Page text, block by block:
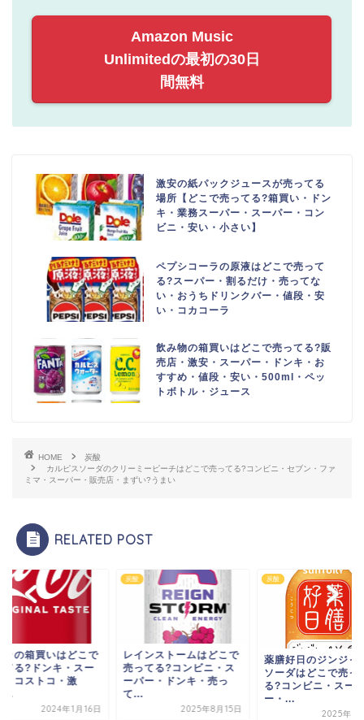
Amazon Music
Unlimitedの最初の30日
間無料
激安の紙パックジュースが売ってる
場所【どこで売ってる?箱買い・ドン
キ・業務スーパー・スーパー・コン
ビニ・安い・小さい】
ペプシコーラの原液はどこで売って
る?スーパー・割るだけ・売ってな
い・おうちドリンクバー・値段・安
い・コカコーラ
飲み物の箱買いはどこで売ってる?販
売店・激安・スーパー・ドンキ・お
すすめ・値段・安い・500ml・ペッ
トボトル・ジュース
HOME
炭酸
カルピスソーダのクリーミーピーチはどこで売ってる?コンビニ・セブン・ファ
ミマ・スーパー・販売店・まずい?うまい
RELATED POST
ラの箱買いはどこで
てる?ドンキ・スー
・コストコ・激
...
2024年1月16日
炭酸
レインストームはどこで
売ってる?コンビニ・ス
ーパー・ドンキ・売っ
て...
2025年8月15日
炭酸
薬膳好日のジンジャ
ソーダはどこで売っ
る?コンビニ・スー
ー・...
2025年9